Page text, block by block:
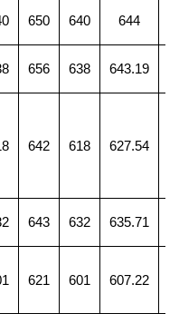
650 640 644
656 638 643.19
642 618 627.54
643 632 635.71
621 601 607.22